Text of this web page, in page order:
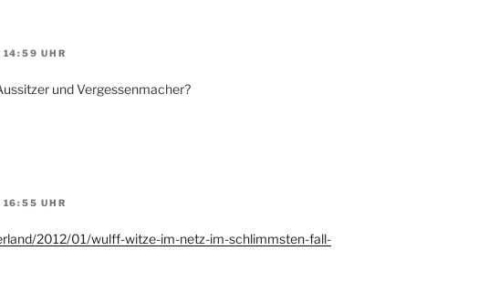
UHR
und Vergessenmacher?
UHR
2012/01/wulff-witze-im-netz-im-schlimmsten-fall-